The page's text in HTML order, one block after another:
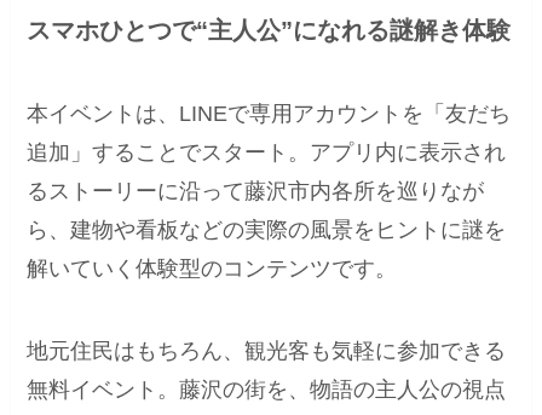
スマホひとつで“主人公”になれる謎解き体験
本イベントは、LINEで専用アカウントを「友だち
追加」することでスタート。アプリ内に表示され
るストーリーに沿って藤沢市内各所を巡りなが
ら、建物や看板などの実際の風景をヒントに謎を
解いていく体験型のコンテンツです。
地元住民はもちろん、観光客も気軽に参加できる
無料イベント。藤沢の街を、物語の主人公の視点